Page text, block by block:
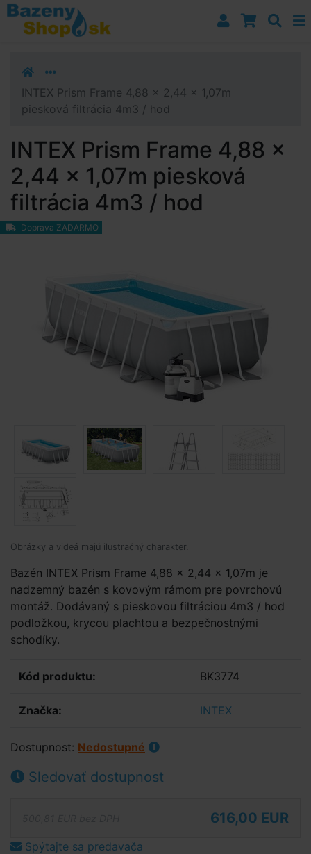
Prejsť k navigácii
Prejsť na obsah
Prejsť k bočnému stĺpci
INTEX Prism Frame 4,88 x 2,44 x 1,07m
piesková filtrácia 4m3 / hod
INTEX Prism Frame 4,88 x
2,44 x 1,07m piesková
filtrácia 4m3 / hod
Doprava ZADARMO
Obrázky a videá majú ilustračný charakter.
Bazén INTEX Prism Frame 4,88 x 2,44 x 1,07m je
nadzemný bazén s kovovým rámom pre povrchovú
montáž. Dodávaný s pieskovou filtráciou 4m3 / hod
podložkou, krycou plachtou a bezpečnostnými
schodíky.
Kód produktu: BK3774
Značka: INTEX
Dostupnost: Nedostupné
Sledovať dostupnost
616,00 EUR
Spýtajte sa predavača